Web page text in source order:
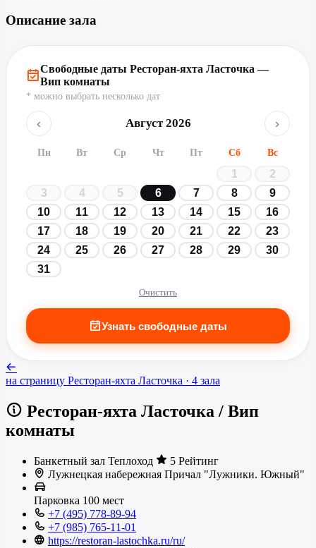
Описание зала
Свободные даты Ресторан-яхта Ласточка —
Вип комнаты
* можно выбрать несколько дат
‹ Август 2026 ›
Пн Вт Ср Чт Пт Сб Вс
1
2
3
4 5 6 7 8
9
10
11 12 13 14 15
16
17
18 19 20 21 22
23
24
25 26 27 28 29
30
31
Очистить
Узнать свободные даты
на страницу Ресторан-яхта Ласточка · 4 зала
Ресторан-яхта Ласточка / Вип
комнаты
Банкетный зал Теплоход
5 Рейтинг
Лужнецкая набережная Причал "Лужники. Южный"
Парковка 100 мест
+7 (495) 778-89-94
+7 (985) 765-11-01
https://restoran-lastochka.ru/ru/